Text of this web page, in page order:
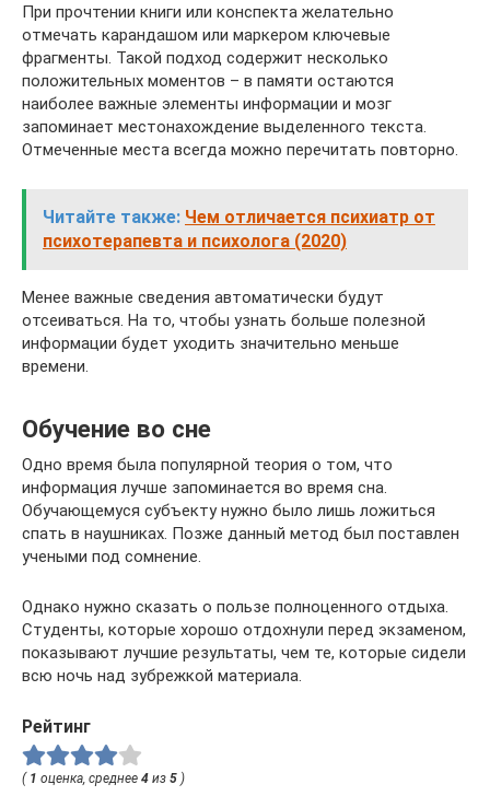
При прочтении книги или конспекта желательно
отмечать карандашом или маркером ключевые
фрагменты. Такой подход содержит несколько
положительных моментов – в памяти остаются
наиболее важные элементы информации и мозг
запоминает местонахождение выделенного текста.
Отмеченные места всегда можно перечитать повторно.
Читайте также: Чем отличается психиатр от
психотерапевта и психолога (2020)
Менее важные сведения автоматически будут
отсеиваться. На то, чтобы узнать больше полезной
информации будет уходить значительно меньше
времени.
Обучение во сне
Одно время была популярной теория о том, что
информация лучше запоминается во время сна.
Обучающемуся субъекту нужно было лишь ложиться
спать в наушниках. Позже данный метод был поставлен
учеными под сомнение.
Однако нужно сказать о пользе полноценного отдыха.
Студенты, которые хорошо отдохнули перед экзаменом,
показывают лучшие результаты, чем те, которые сидели
всю ночь над зубрежкой материала.
Рейтинг
( 1 оценка, среднее 4 из 5 )